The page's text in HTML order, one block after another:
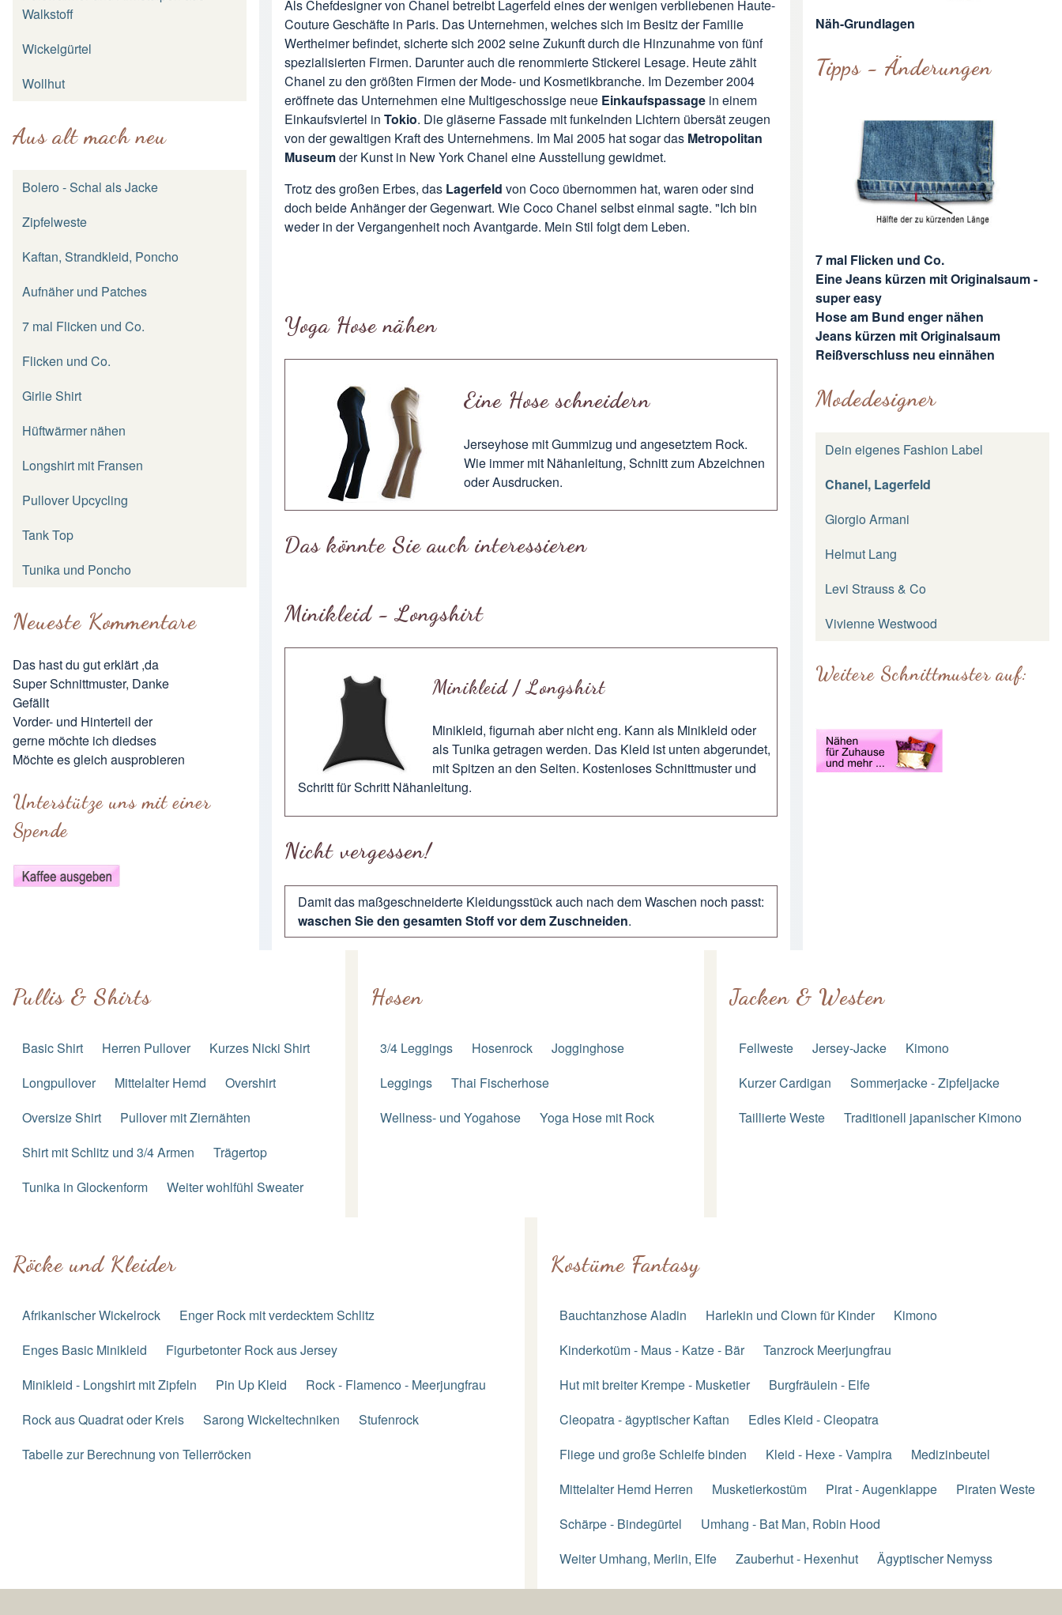
Walkstoff
Wickelgürtel
Wollhut
Aus alt mach neu
Bolero - Schal als Jacke
Zipfelweste
Kaftan, Strandkleid, Poncho
Aufnäher und Patches
7 mal Flicken und Co.
Flicken und Co.
Girlie Shirt
Hüftwärmer nähen
Longshirt mit Fransen
Pullover Upcycling
Tank Top
Tunika und Poncho
Neueste Kommentare
Das hast du gut erklärt ,da
Super Schnittmuster, Danke
Gefällt
Vorder- und Hinterteil der
gerne möchte ich diedses
Möchte es gleich ausprobieren
Unterstütze uns mit einer
Spende
Als Chefdesigner von Chanel betreibt Lagerfeld eines der wenigen verbliebenen Haute-
Couture Geschäfte in Paris. Das Unternehmen, welches sich im Besitz der Familie
Wertheimer befindet, sicherte sich 2002 seine Zukunft durch die Hinzunahme von fünf
spezialisierten Firmen. Darunter auch die renommierte Stickerei Lesage. Heute zählt
Chanel zu den größten Firmen der Mode- und Kosmetikbranche. Im Dezember 2004
eröffnete das Unternehmen eine Multigeschossige neue Einkaufspassage in einem
Einkaufsviertel in Tokio. Die gläserne Fassade mit funkelnden Lichtern übersät zeugen
von der gewaltigen Kraft des Unternehmens. Im Mai 2005 hat sogar das Metropolitan
Museumder Kunst in New York Chanel eine Ausstellung gewidmet.
Trotz des großen Erbes, das Lagerfeld von Coco übernommen hat, waren oder sind
doch beide Anhänger der Gegenwart. Wie Coco Chanel selbst einmal sagte. "Ich bin
weder in der Vergangenheit noch Avantgarde. Mein Stil folgt dem Leben.
Yoga Hose nähen
Eine Hose schneidern
Jerseyhose mit Gummizug und angesetztem Rock.
Wie immer mit Nähanleitung, Schnitt zumAbzeichnen
oderAusdrucken.
Das könnte Sie auch interessieren
Minikleid - Longshirt
Minikleid / Longshirt
Minikleid, figurnah aber nicht eng. Kann als Minikleid oder
als Tunika getragen werden. Das Kleid ist unten abgerundet,
mit Spitzen an den Seiten. Kostenloses Schnittmuster und
Schritt für Schritt Nähanleitung.
Nicht vergessen!
Damit das maßgeschneiderte Kleidungsstück auch nach dem Waschen noch passt:
waschen Sie den gesamten Stoff vor dem Zuschneiden.
Näh-Grundlagen
Tipps - Änderungen
7 mal Flicken und Co.
Eine Jeans kürzen mit Originalsaum -
super easy
Hose am Bund enger nähen
Jeans kürzen mit Originalsaum
Reißverschluss neu einnähen
Modedesigner
Dein eigenes Fashion Label
Chanel, Lagerfeld
Giorgio Armani
Helmut Lang
Levi Strauss & Co
Vivienne Westwood
Weitere Schnittmuster auf:
Pullis & Shirts
Basic Shirt Herren Pullover
Kurzes Nicki Shirt
Longpullover
Mittelalter Hemd
Overshirt
Oversize Shirt
Pullover mit Ziernähten
Shirt mit Schlitz und 3/4 Armen
Trägertop
Tunika in Glockenform
Weiter wohlfühl Sweater
Hosen
3/4 Leggings Hosenrock
Jogginghose
Leggings
Thai Fischerhose
Wellness- und Yogahose
Yoga Hose mit Rock
Jacken & Westen
Fellweste Jersey-Jacke
Kimono
Kurzer Cardigan
Sommerjacke - Zipfeljacke
Taillierte Weste
Traditionell japanischer Kimono
Röcke und Kleider
Afrikanischer Wickelrock
Enger Rock mit verdecktem Schlitz
Enges Basic Minikleid
Figurbetonter Rock aus Jersey
Minikleid - Longshirt mit Zipfeln
Pin Up Kleid
Rock - Flamenco - Meerjungfrau
Rock aus Quadrat oder Kreis
Sarong Wickeltechniken
Stufenrock
Tabelle zur Berechnung von Tellerröcken
Kostüme Fantasy
Bauchtanzhose Aladin Harlekin und Clown für Kinder
Kimono
Kinderkotüm - Maus - Katze - Bär
Tanzrock Meerjungfrau
Hut mit breiter Krempe - Musketier
Burgfräulein - Elfe
Cleopatra - ägyptischer Kaftan
Edles Kleid - Cleopatra
Fliege und große Schleife binden
Kleid - Hexe - Vampira
Medizinbeutel
Mittelalter Hemd Herren
Musketierkostüm Pirat - Augenklappe
Piraten Weste
Schärpe - Bindegürtel
Umhang - Bat Man, Robin Hood
Weiter Umhang, Merlin, Elfe
Zauberhut - Hexenhut Ägyptischer Nemyss